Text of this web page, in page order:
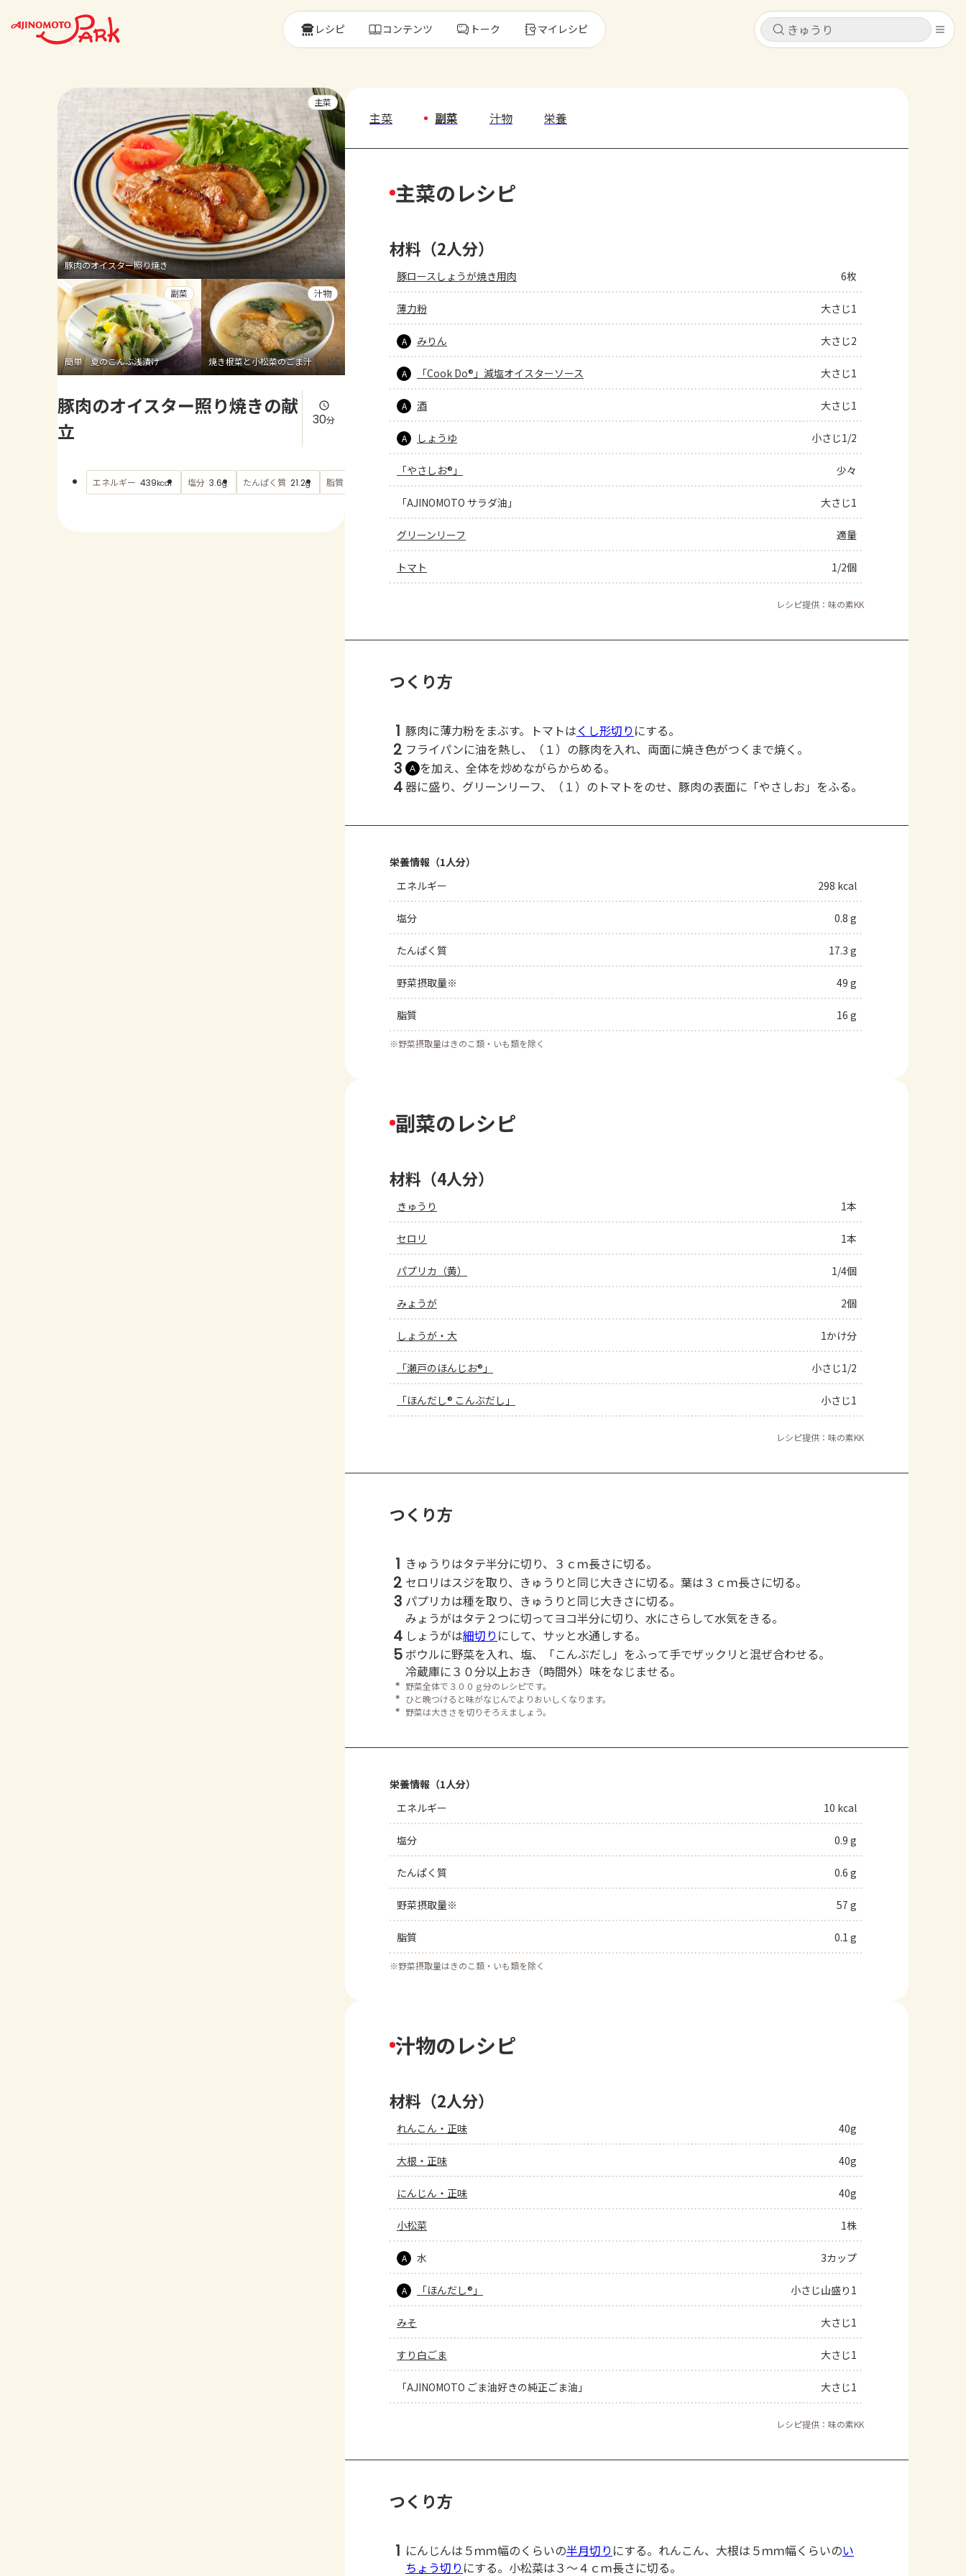
キャンセル
よくあるお問い合わせ
お買い物
キャンセル
レシピ コンテンツ トーク マイレシピ
豚肉のオイスター照り焼き
主菜
簡単 夏のこんぶ浅漬け
副菜
焼き根菜と小松菜のごま汁
汁物
豚肉のオイスター照り焼きの献
立
30分
エネルギー 439kcal 塩分 3.6g たんぱく質 21.2g 脂質 もっと見る
主菜 副菜 汁物 栄養
主菜のレシピ
材料（2人分）
豚ロースしょうが焼き用肉 6枚
薄力粉 大さじ1
A みりん 大さじ2
A 「Cook Do®」減塩オイスターソース 大さじ1
A 酒 大さじ1
A しょうゆ 小さじ1/2
「やさしお®」 少々
「AJINOMOTO サラダ油」 大さじ1
グリーンリーフ 適量
トマト 1/2個
レシピ提供：味の素KK
つくり方
1 豚肉に薄力粉をまぶす。トマトはくし形切り にする。
2 フライパンに油を熱し、（１）の豚肉を入れ、両面に焼き色がつくまで焼く。
3 Ａ を加え、全体を炒めながらからめる。
4器に盛り、グリーンリーフ、（１）のトマトをのせ、豚肉の表面に「やさしお」をふる。
栄養情報（1人分）
エネルギー
298 kcal
塩分 0.8 g
たんぱく質 17.3 g
野菜摂取量※ 49 g
脂質 16 g
※野菜摂取量はきのこ類・いも類を除く
副菜のレシピ
材料（4人分）
きゅうり 1本
セロリ 1本
パプリカ（黄） 1/4個
みょうが 2個
しょうが・大 1かけ分
「瀬戸のほんじお®」 小さじ1/2
「ほんだし® こんぶだし」 小さじ1
レシピ提供：味の素KK
つくり方
1 きゅうりはタテ半分に切り、３ｃｍ長さに切る。
2 セロリはスジを取り、きゅうりと同じ大きさに切る。葉は３ｃｍ長さに切る。
3 パプリカは種を取り、きゅうりと同じ大きさに切る。
みょうがはタテ２つに切ってヨコ半分に切り、水にさらして水気をきる。
4 しょうがは細切り にして、サッと水通しする。
5 ボウルに野菜を入れ、塩、「こんぶだし」をふって手でザックリと混ぜ合わせる。
冷蔵庫に３０分以上おき（時間外）味をなじませる。
＊ 野菜全体で３００ｇ分のレシピです。
＊ ひと晩つけると味がなじんでよりおいしくなります。
＊ 野菜は大きさを切りそろえましょう。
栄養情報（1人分）
エネルギー
10 kcal
塩分 0.9 g
たんぱく質 0.6 g
野菜摂取量※ 57 g
脂質 0.1 g
※野菜摂取量はきのこ類・いも類を除く
汁物のレシピ
材料（2人分）
れんこん・正味 40g
大根・正味 40g
にんじん・正味 40g
小松菜 1株
A 水 3カップ
A 「ほんだし®」 小さじ山盛り1
みそ 大さじ1
すり白ごま 大さじ1
「AJINOMOTO ごま油好きの純正ごま油」 大さじ1
レシピ提供：味の素KK
つくり方
1 にんじんは５ｍｍ幅のくらいの半月切り にする。れんこん、大根は５ｍｍ幅くらいのい
ちょう切り にする。小松菜は３～４ｃｍ長さに切る。